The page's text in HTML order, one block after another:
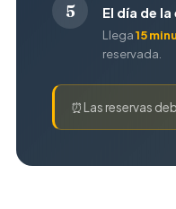
5 El día de
Llega15
reservada.
⏰ Las reservas